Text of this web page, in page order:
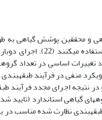
و محققین پوشش گیاهی به
تجزیه و تحلیل
و در نتیجه اجرای مجدد
نظارت شده مناسب